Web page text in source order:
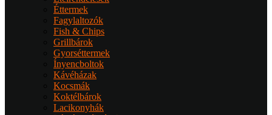
Éttermek
Fagylaltozók
Fish & Chips
Grillbárok
Gyorséttermek
Ínyencboltok
Kávéházak
Kocsmák
Koktélbárok
Lacikonyhák